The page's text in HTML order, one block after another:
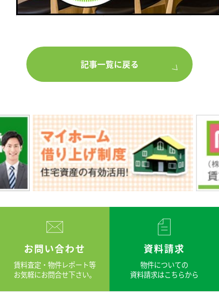
記事一覧に戻る
お問い合わせ
賃料査定・物件レポート等
お気軽にお問合せ下さい。
資料請求
物件についての
資料請求はこちらから